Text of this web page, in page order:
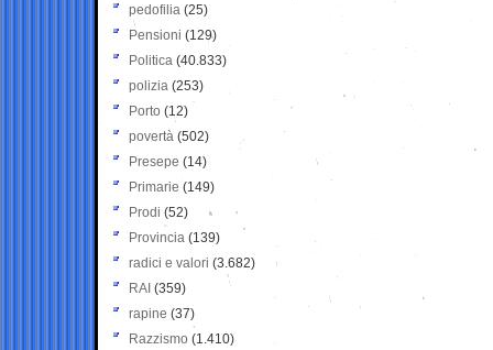
pedofilia (25)
Pensioni (129)
Politica (40.833)
polizia (253)
Porto (12)
povertà (502)
Presepe (14)
Primarie (149)
Prodi (52)
Provincia (139)
radici e valori (3.682)
RAI (359)
rapine (37)
Razzismo (1.410)